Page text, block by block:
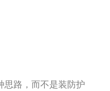
思路，而不是装防护